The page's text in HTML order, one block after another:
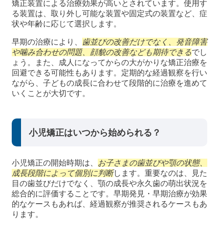
矯正装置による治療効果が高いとされています。使用す
る装置は、取り外し可能な装置や固定式の装置など、症
状や年齢に応じて選択します。
早期の治療により、
歯並びの改善だけでなく、発音障害
や噛み合わせの問題、顔貌の改善なども期待できるでし
ょう。また、成人になってからの大がかりな矯正治療を
回避できる可能性もあります。定期的な経過観察を行い
ながら、子どもの成長に合わせて段階的に治療を進めて
いくことが大切です。
小児矯正はいつから始められる？
小児矯正の開始時期は、
お子さまの歯並びや顎の状態、
成長段階によって個別に判断します。重要なのは、見た
目の歯並びだけでなく、顎の成長や永久歯の萌出状況を
総合的に評価することです。早期発見・早期治療が効果
的なケースもあれば、経過観察が推奨されるケースもあ
ります。